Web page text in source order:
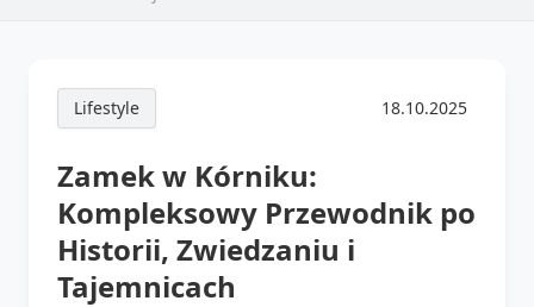
Lifestyle 18.10.2025
Zamek w Kórniku:
Kompleksowy Przewodnik po
Historii, Zwiedzaniu i
Tajemnicach